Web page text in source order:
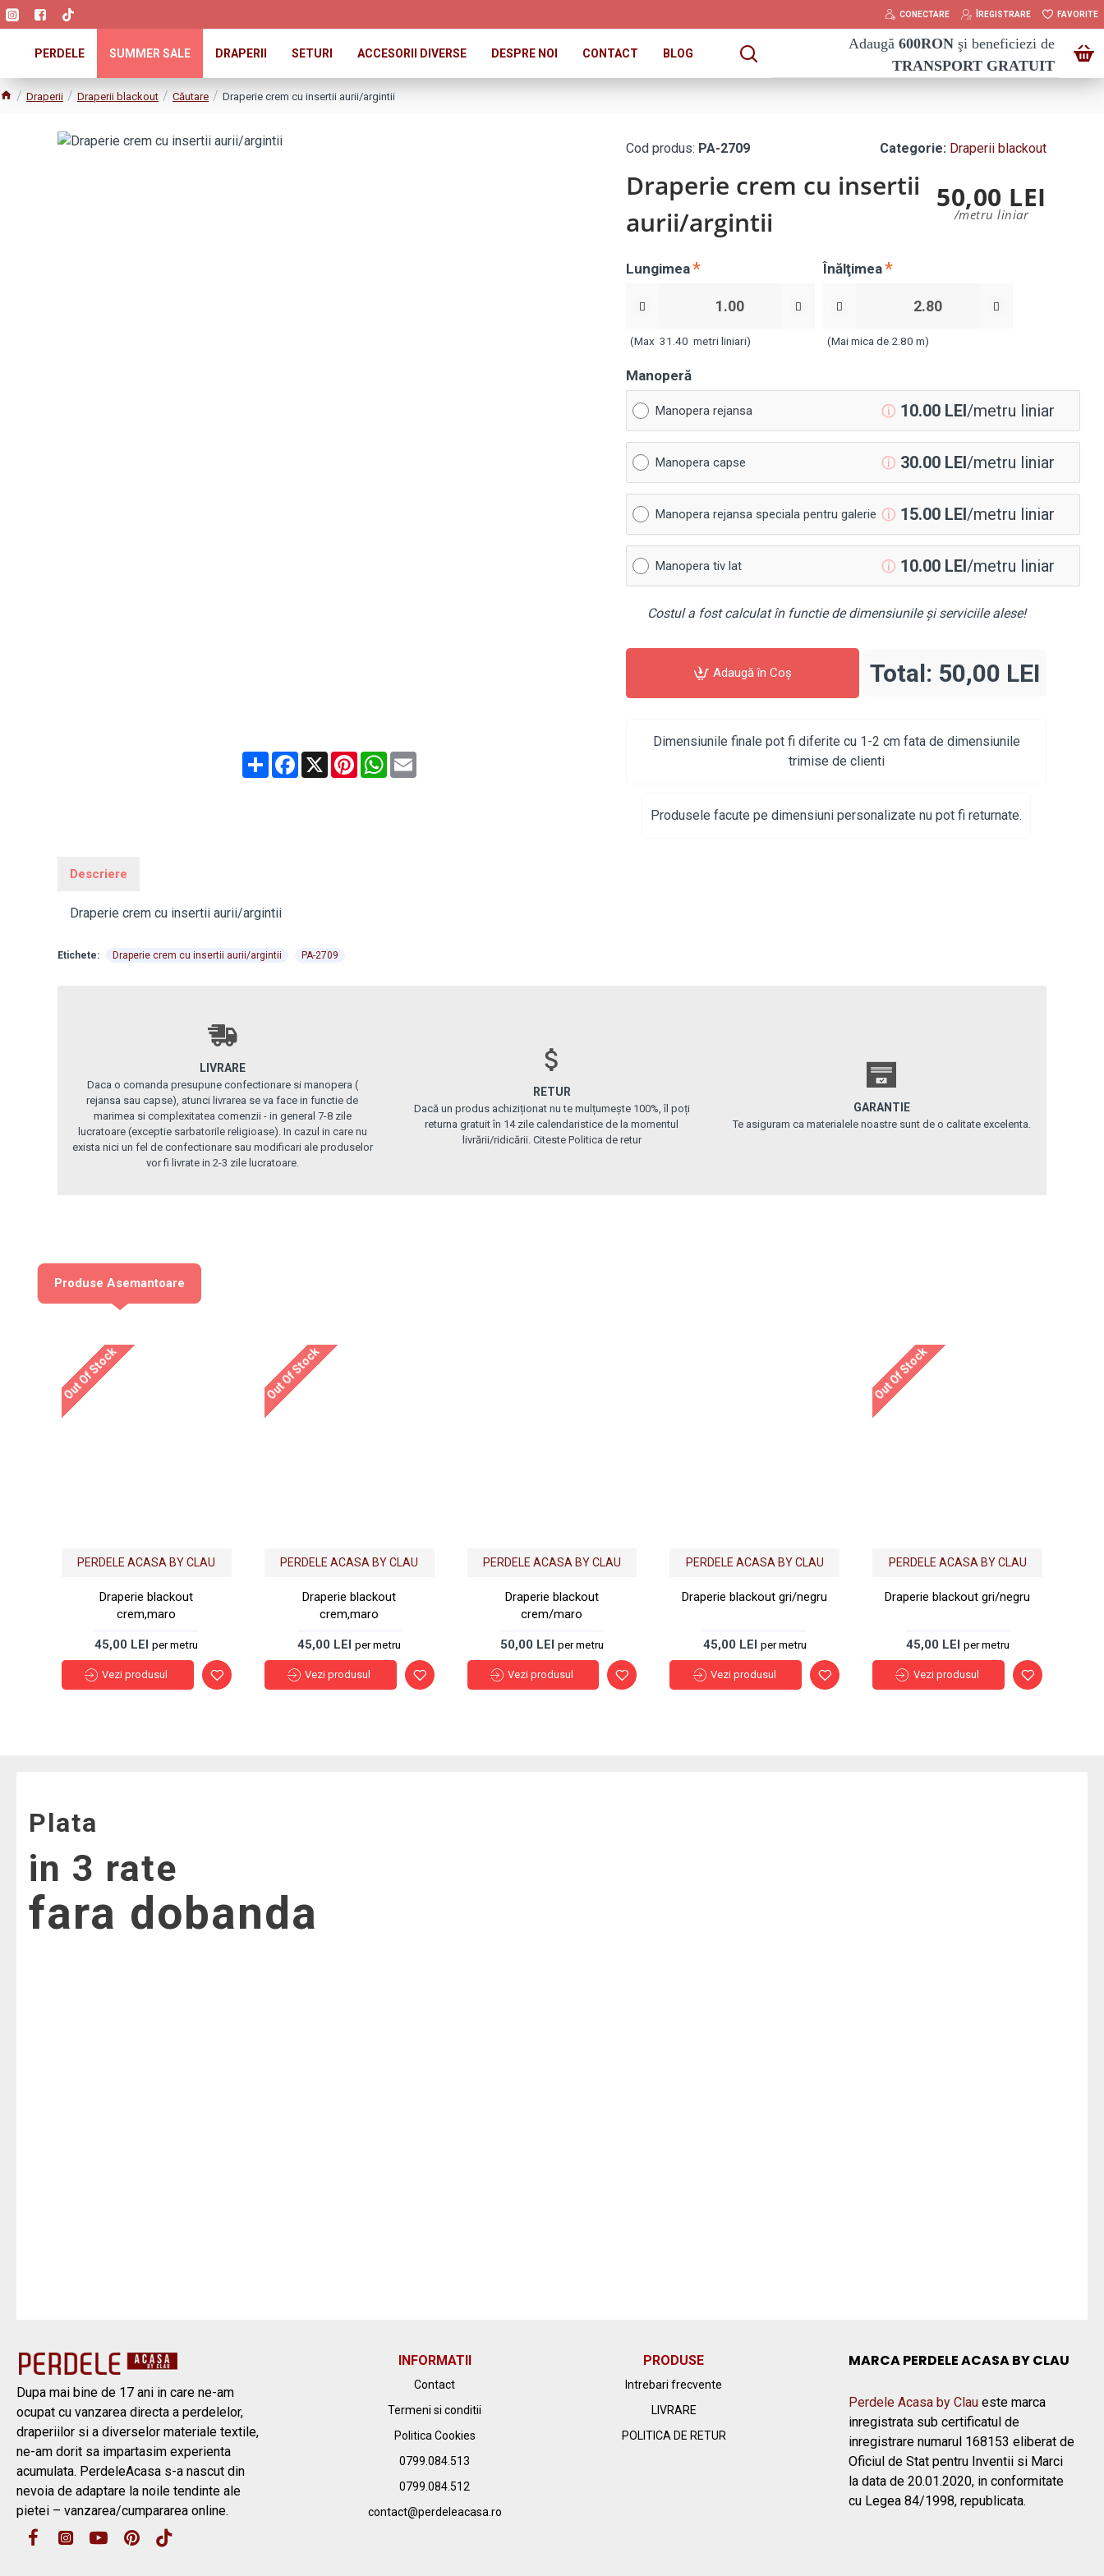
CONECTARE ÎREGISTRARE FAVORITE
PERDELE SUMMER SALE DRAPERII SETURI ACCESORII DIVERSE DESPRE NOI CONTACT BLOG
Adaugă 600RON şi beneficiezi de
TRANSPORT GRATUIT
Draperii Draperii blackout Căutare Draperie crem cu insertii aurii/argintii
ShareFacebook
X PinterestWhatsApp
Cod produs: PA-2709 Categorie: Draperii blackout
Draperie crem cu insertii
aurii/argintii
50,00 LEI
/metru liniar
Lungimea
(Max31.40 metri liniari)
Înălţimea
(Mai mica de 2.80 m)
Manoperă
Manopera rejansa ⓘ 10.00 LEI/metru liniar
Manopera capse ⓘ 30.00 LEI/metru liniar
Manopera rejansa speciala pentru galerie ⓘ 15.00 LEI/metru liniar
Manopera tiv lat ⓘ 10.00 LEI/metru liniar
Costul a fost calculat în functie de dimensiunile și serviciile alese!
Adaugă în Coş Total: 50,00 LEI
Dimensiunile finale pot fi diferite cu 1-2 cm fata de dimensiunile
trimise de clienti
Produsele facute pe dimensiuni personalizate nu pot fi returnate.
Descriere
Draperie crem cu insertii aurii/argintii
Etichete: Draperie crem cu insertii aurii/argintii PA-2709
LIVRARE
Daca o comanda presupune confectionare si manopera (
rejansa sau capse), atunci livrarea se va face in functie de
marimea si complexitatea comenzii - in general 7-8 zile
lucratoare (exceptie sarbatorile religioase). In cazul in care nu
exista nici un fel de confectionare sau modificari ale produselor
vor fi livrate in 2-3 zile lucratoare.
RETUR
Dacă un produs achiziționat nu te mulțumește 100%, îl poți
returna gratuit în 14 zile calendaristice de la momentul
livrării/ridicării. Citeste Politica de retur
GARANTIE
Te asiguram ca materialele noastre sunt de o calitate excelenta.
Produse Asemantoare
Out Of Stock
PERDELE ACASA BY CLAU
Draperie blackout
crem,maro
45,00 LEIper metru
Vezi produsul
Out Of Stock
PERDELE ACASA BY CLAU
Draperie blackout
crem,maro
45,00 LEIper metru
Vezi produsul
PERDELE ACASA BY CLAU
Draperie blackout
crem/maro
50,00 LEI per metru
Vezi produsul
PERDELE ACASA BY CLAU
Draperie blackout gri/negru
45,00 LEI per metru
Vezi produsul
Out Of Stock
PERDELE ACASA BY CLAU
Draperie blackout gri/negru
45,00 LEI per metru
Vezi produsul
Plata
in 3 rate
fara dobanda
Dupa mai bine de 17 ani in care ne-am
ocupat cu vanzarea directa a perdelelor,
draperiilor si a diverselor materiale textile,
ne-am dorit sa impartasim experienta
acumulata. PerdeleAcasa s-a nascut din
nevoia de adaptare la noile tendinte ale
pietei – vanzarea/cumpararea online.
INFORMATII
Contact
Termeni si conditii
Politica Cookies
0799.084.513
0799.084.512
contact@perdeleacasa.ro
PRODUSE
Intrebari frecvente
LIVRARE
POLITICA DE RETUR
MARCA PERDELE ACASA BY CLAU
Perdele Acasa by Clau este marca
inregistrata sub certificatul de
inregistrare numarul 168153 eliberat de
Oficiul de Stat pentru Inventii si Marci
la data de 20.01.2020, in conformitate
cu Legea 84/1998, republicata.